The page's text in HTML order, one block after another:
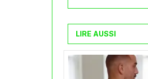
LIRE AUSSI